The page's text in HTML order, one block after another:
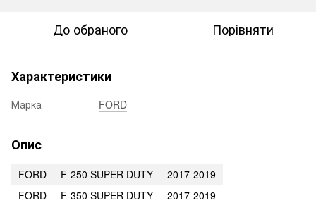
До обраного Порівняти
Характеристики
Марка FORD
Опис
FORD F-250 SUPER DUTY
2017-2019
FORD
F-350 SUPER DUTY
2017-2019